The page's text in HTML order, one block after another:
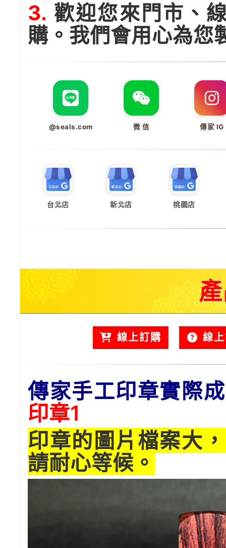
3. 歡迎您來門市、
購。我們會用心為您
@seals.com 微 信 傳家 IG
台北店 新北店 桃園店
線上訂購 線
傳家手工印章實際
印章1
印章的圖片檔案大
請耐心等候。